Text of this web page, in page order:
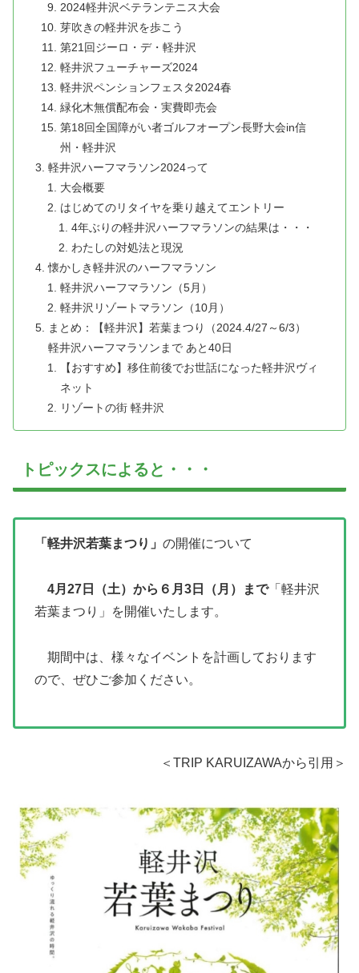
2024軽井沢ベテランテニス大会
芽吹きの軽井沢を歩こう
第21回ジーロ・デ・軽井沢
軽井沢フューチャーズ2024
軽井沢ペンションフェスタ2024春
緑化木無償配布会・実費即売会
第18回全国障がい者ゴルフオープン長野大会in信
州・軽井沢
軽井沢ハーフマラソン2024って
大会概要
はじめてのリタイヤを乗り越えてエントリー
4年ぶりの軽井沢ハーフマラソンの結果は・・・
わたしの対処法と現況
懐かしき軽井沢のハーフマラソン
軽井沢ハーフマラソン（5月）
軽井沢リゾートマラソン（10月）
まとめ：【軽井沢】若葉まつり（2024.4/27～6/3）
軽井沢ハーフマラソンまで あと40日
【おすすめ】移住前後でお世話になった軽井沢ヴィ
ネット
リゾートの街 軽井沢
トピックスによると・・・
「軽井沢若葉まつり」 の開催について
4月27日（土）から６月3日（月）まで「軽井沢
若葉まつり」を開催いたします。
期間中は、様々なイベントを計画しております
ので、ぜひご参加ください。
＜TRIP KARUIZAWAから引用＞